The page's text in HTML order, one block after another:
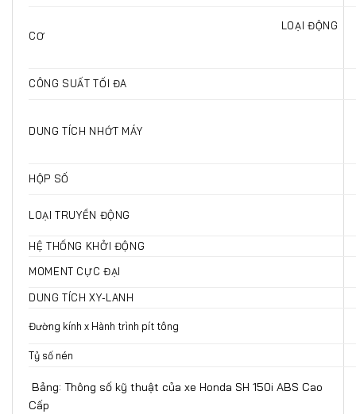
LOẠI ĐỘNG
CÔNG SUẤT TỐI ĐA
DUNG TÍCH NHỚT MÁY
HỘP SỐ
LOẠI TRUYỀN ĐỘNG
HỆ THỐNG KHỞI ĐỘNG
MOMENT CỰC ĐẠI
DUNG TÍCH XY-LANH
Đường kính x Hành trình pít tông
Tỷ số nén
Bảng: Thông số kỹ thuật của xe Honda SH 150i ABS Cao
Cấp